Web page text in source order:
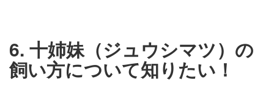
6. 十姉妹（ジュウシマツ）の
飼い方について知りたい！